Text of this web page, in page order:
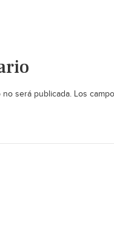
será publicada. Los